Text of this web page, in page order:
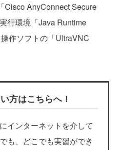
Cisco AnyConnect Secure
行環境「Java Runtime
作ソフトの「UltraVNC
方はこちらへ！
インターネットを介して
も、どこでも実習ができ